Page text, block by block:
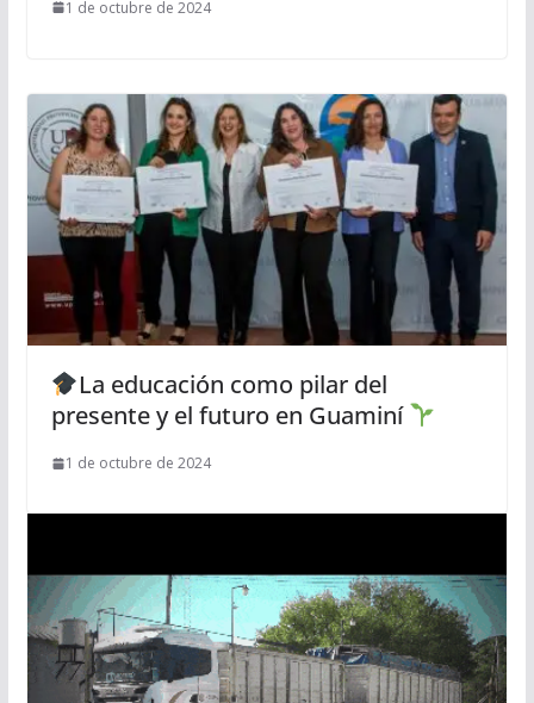
1 de octubre de 2024
La educación como pilar del
presente y el futuro en Guaminí
1 de octubre de 2024